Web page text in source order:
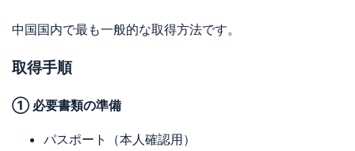
中国国内で最も一般的な取得方法です。
取得手順
① 必要書類の準備
パスポート（本人確認用）